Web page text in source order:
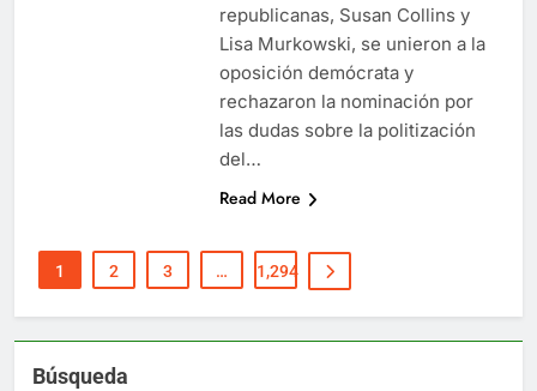
republicanas, Susan Collins y
Lisa Murkowski, se unieron a la
oposición demócrata y
rechazaron la nominación por
las dudas sobre la politización
del…
Read More
1 2 3 … 1,294
Búsqueda